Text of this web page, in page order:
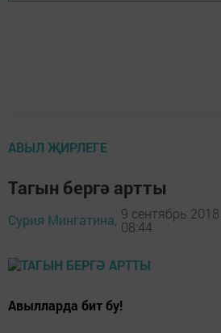
АВЫЛ ҖИРЛЕГЕ
Тагын бергә артты
Сурия Мингатина, 9 сентябрь
08:44
Авылларда бит бу!